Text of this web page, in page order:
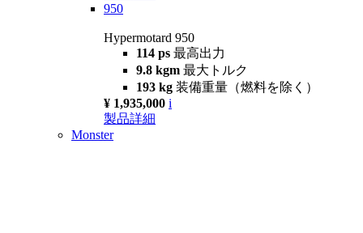
950
Hypermotard 950
114 ps 最高出力
9.8 kgm 最大トルク
193 kg 装備重量（燃料を除く）
¥ 1,935,000 i
製品詳細
Monster